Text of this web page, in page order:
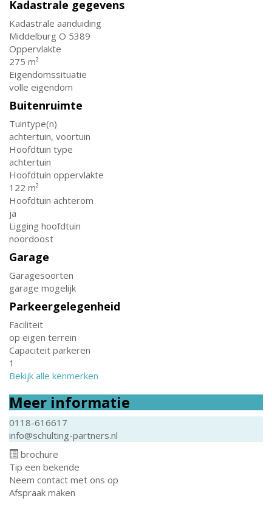
Kadastrale gegevens
Kadastrale aanduiding
Middelburg O 5389
Oppervlakte
275 m²
Eigendomssituatie
volle eigendom
Buitenruimte
Tuintype(n)
achtertuin, voortuin
Hoofdtuin type
achtertuin
Hoofdtuin oppervlakte
122 m²
Hoofdtuin achterom
ja
Ligging hoofdtuin
noordoost
Garage
Garagesoorten
garage mogelijk
Parkeergelegenheid
Faciliteit
op eigen terrein
Capaciteit parkeren
1
Bekijk alle kenmerken
Meer informatie
0118-616617
info@schulting-partners.nl
brochure
Tip een bekende
Neem contact met ons op
Afspraak maken